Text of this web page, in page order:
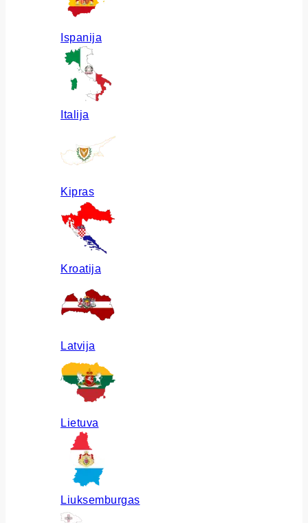
Ispanija
Italija
Kipras
Kroatija
Latvija
Lietuva
Liuksemburgas